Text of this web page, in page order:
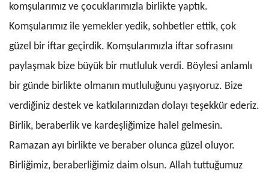
komşularımız ve çocuklarımızla birlikte yaptık.
Komşularımız ile yemekler yedik, sohbetler ettik, çok
güzel bir iftar geçirdik. Komşularımızla iftar sofrasını
paylaşmak bize büyük bir mutluluk verdi. Böylesi anlamlı
bir günde birlikte olmanın mutluluğunu yaşıyoruz. Bize
verdiğiniz destek ve katkılarınızdan dolayı teşekkür ederiz.
Birlik, beraberlik ve kardeşliğimize halel gelmesin.
Ramazan ayı birlikte ve beraber olunca güzel oluyor.
Birliğimiz, beraberliğimiz daim olsun. Allah tuttuğumuz